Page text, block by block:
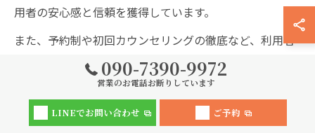
用者の安心感と信頼を獲得しています。
また、予約制や初回カウンセリングの徹底など、利用者
の不安を解消するためのきめ細やかなサービスも特徴的
です。症状の原因や改善までの流れを丁寧に説明し、納
得したうえで施術を受けられる体制が整っています。
090-7390-9972
営業のお電話お断りしています
LINEでお問い合わせ ご予約